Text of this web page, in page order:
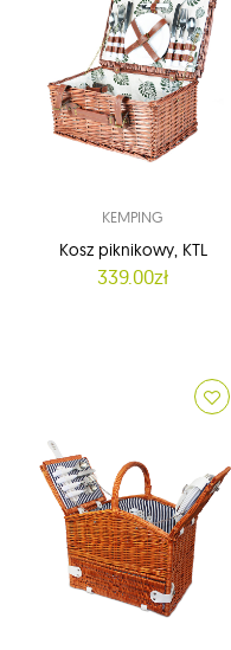
KEMPING
Kosz piknikowy, KTL
339.00zł